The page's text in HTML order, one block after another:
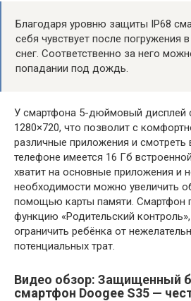
Благодаря уровню защиты IP68
себя чувствует после погружения
снег. Соответственно за него
попадании под дождь.
У смартфона 5-дюймовый дисплей
1280×720, что позволит с
различные приложения и смотреть
телефоне имеется 16 Гб
хватит на основные приложения и
необходимости можно увеличить
помощью карты памяти. Смартфон
функцию «Родительский
ограничить ребёнка от
потенциальных трат.
Видео обзор: Защищенный
смартфон Doogee S35 —